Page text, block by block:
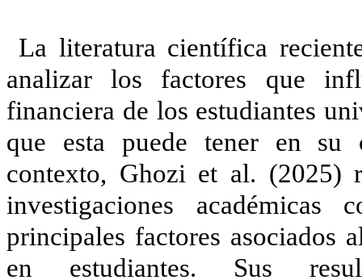
La literatura científica
analizar los factores que
financiera de los estudiantes
que esta puede tener en su
contexto, Ghozi et al. (2025)
investigaciones
principales factores asociados
en estudiantes. Sus